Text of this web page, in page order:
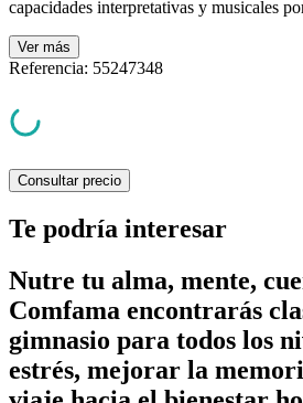
capacidades interpretativas y musicales
Ver más
Referencia: 55247348
Consultar precio
Te podría interesar
Nutre tu alma, mente,
Comfama encontrarás
gimnasio para todos los
estrés, mejorar la